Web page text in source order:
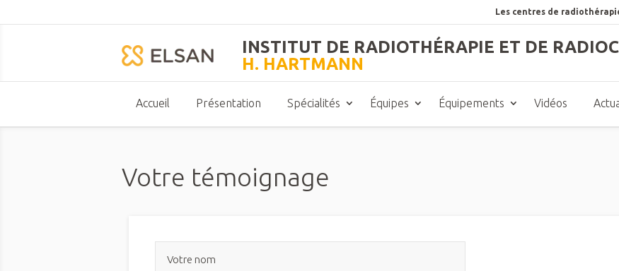
Les centres de
INSTITUT DE RADIOTHÉRAPIE ET DE
H. HARTMANN
Accueil Présentation Spécialités Équipes Équipements Vidéos
Votre témoignage